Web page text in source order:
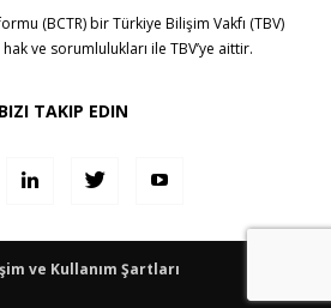
(BCTR) birTürkiye Bilişim Vakfı (TBV)
ve sorumlulukları ile TBV’ye aittir.
BIZI TAKIP EDIN
ve Kullanım Şartları